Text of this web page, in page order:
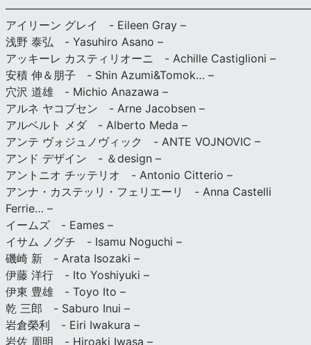
アイリーン グレイ - Eileen Gray –
浅野 泰弘 - Yasuhiro Asano –
アッキーレ カスティリオーニ - Achille Castiglioni –
安積 伸＆朋子 - Shin Azumi&Tomok… –
穴沢 道雄 - Michio Anazawa –
アルネ ヤコブセン - Arne Jacobsen –
アルベルト メダ - Alberto Meda –
アンテ ヴォジュノヴィック - ANTE VOJNOVIC –
アンド デザイン - ＆design –
アントニオ チッテリオ - Antonio Citterio –
アンナ・カステッリ・フェリエーリ - Anna Castelli
Ferrie… –
イームズ - Eames –
イサム ノグチ - Isamu Noguchi –
磯崎 新 - Arata Isozaki –
伊藤 洋行 - Ito Yoshiyuki –
伊東 豊雄 - Toyo Ito –
乾 三郎 - Saburo Inui –
岩倉榮利 - Eiri Iwakura –
岩佐 周明 - Hiroaki Iwasa –